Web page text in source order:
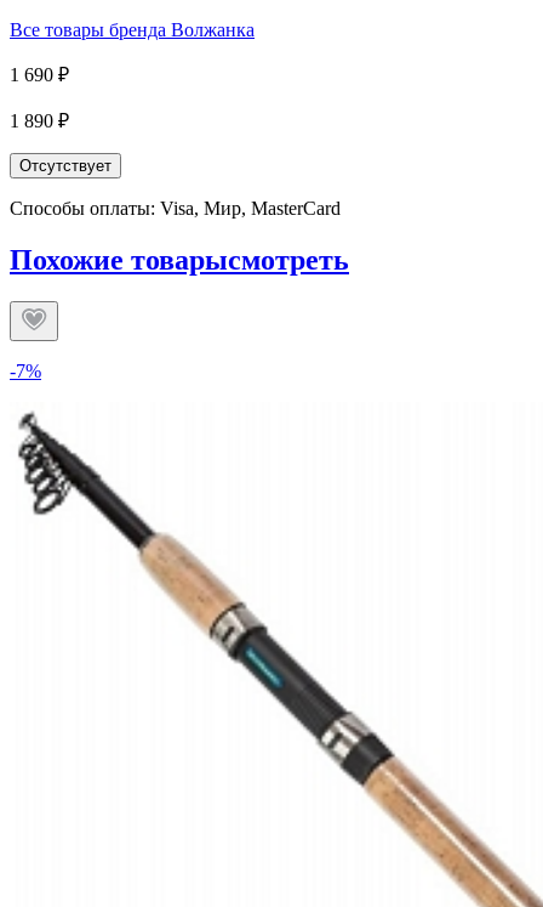
Все товары бренда Волжанка
1 690 ₽
1 890 ₽
Отсутствует
Способы оплаты: Visa, Мир, MasterCard
Похожие товарысмотреть
-7%